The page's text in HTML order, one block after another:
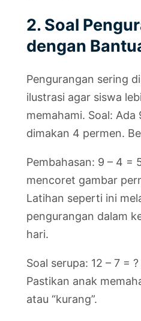
2. Soal
dengan
Pengurangan sering
ilustrasi agar siswa
memahami. Soal:
dimakan 4 permen.
Pembahasan: 9 – 4 =
mencoret gambar
Latihan seperti ini
pengurangan dalam
hari.
Soal serupa: 12 – 7 =
Pastikan anak
atau “kurang”.